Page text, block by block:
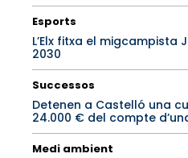
Esports
L’Elx fitxa el migcampista
2030
Successos
Detenen a Castelló una
24.000 € del compte
Medi ambient